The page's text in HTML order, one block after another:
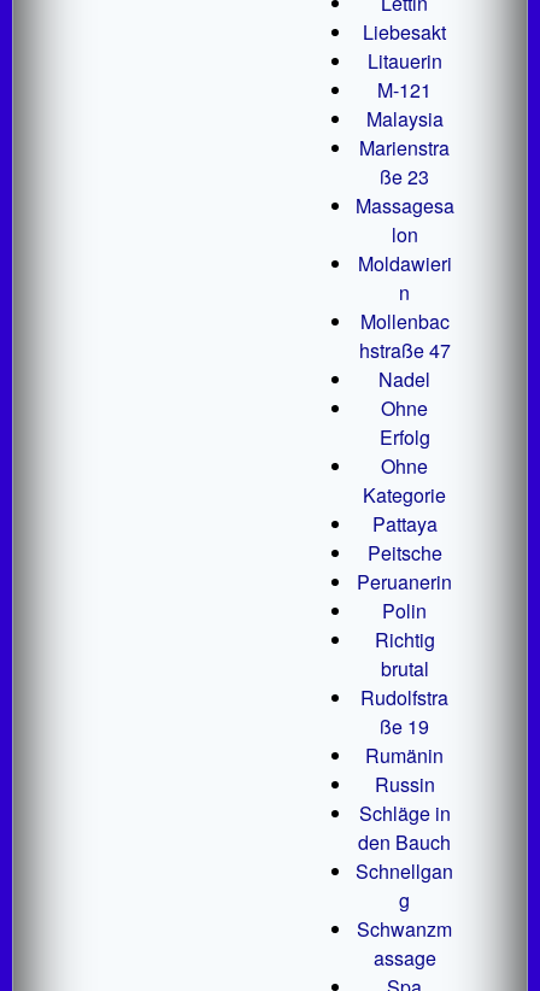
Liebesakt
Litauerin
M-121
Malaysia
Marienstra
ße 23
Massagesa
lon
Moldawieri
n
Mollenbac
hstraße 47
Nadel
Ohne
Erfolg
Ohne
Kategorie
Pattaya
Peitsche
Peruanerin
Polin
Richtig
brutal
Rudolfstra
ße 19
Rumänin
Russin
Schläge in
den Bauch
Schnellgan
g
Schwanzm
assage